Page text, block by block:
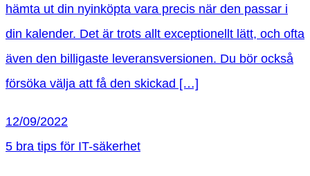
hämta ut din nyinköpta vara precis när den passar i
din kalender. Det är trots allt exceptionellt lätt, och ofta
även den billigaste leveransversionen. Du bör också
försöka välja att få den skickad […]
12/09/2022
5 bra tips för IT-säkerhet